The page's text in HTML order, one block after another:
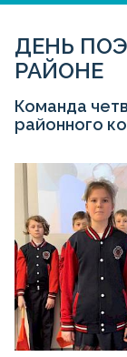
ДЕНЬ
РАЙОНЕ
Команда
районного